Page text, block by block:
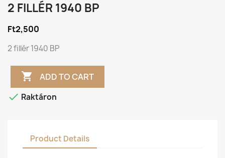
2 FILLÉR 1940 BP
Ft2,500
2 fillér 1940 BP
 ADD TO CART
 Raktáron
Product Details